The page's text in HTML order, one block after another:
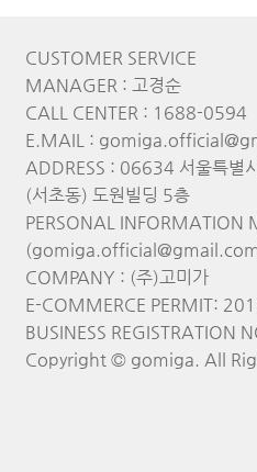
CUSTOMER SERVICE
MANAGER : 고경순
CALL CENTER : 1688-0594
E.MAIL :
ADDRESS : 06634 서울특별
(서초동) 도원빌딩 5층
PERSONAL INFORMATION
COMPANY : (주)고미가
E-COMMERCE PERMIT:
BUSINESS
Copyright © gomiga. All